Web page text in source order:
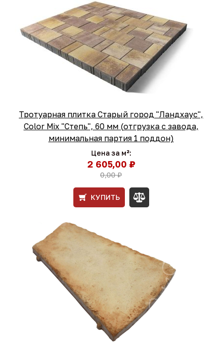
Тротуарная плитка Старый город "Ландхаус",
Color Mix "Степь", 60 мм (отгрузка с завода,
минимальная партия 1 поддон)
Цена за м²:
2 605,00 ₽
0,00 ₽
КУПИТЬ